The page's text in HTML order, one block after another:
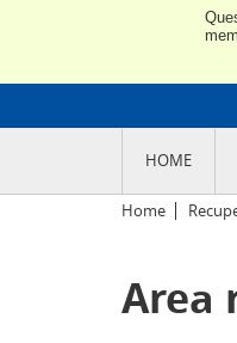
HOME
CODICE
Home
Area